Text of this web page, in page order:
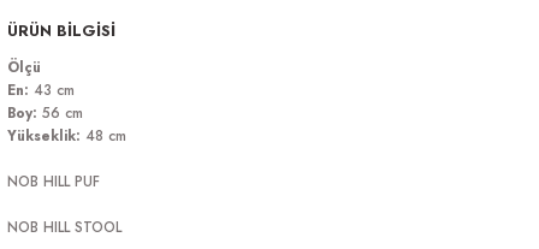
ÜRÜN BİLGİSİ
Ölçü
En: 43 cm
Boy: 56 cm
Yükseklik: 48 cm
NOB HILL PUF
NOB HILL STOOL